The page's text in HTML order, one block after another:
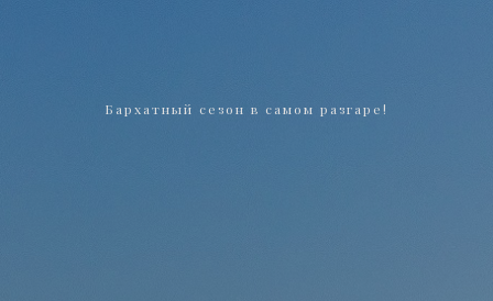
Бархатный сезон в самом разгаре!